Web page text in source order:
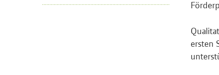
ersten